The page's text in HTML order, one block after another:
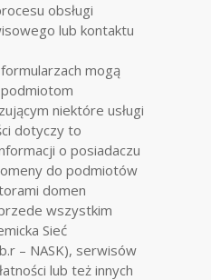
obsługi
lub kontaktu
mogą
niektóre usługi
dotyczy to
o posiadaczu
do podmiotów
domen
wszystkim
Sieć
– NASK), serwisów
lub też innych